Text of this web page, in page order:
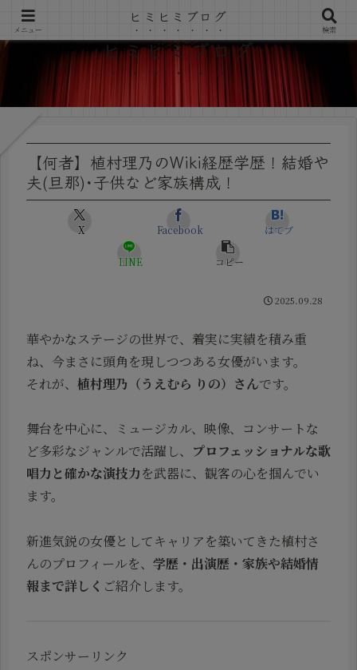
ヒミヒミブログ
【何者】植村理乃のWiki経歴学歴！結婚や
夫(旦那)･子供など家族構成！
X Facebook はてブ
LINE コピー
2025.09.28
華やかなステージの世界で、着実に実績を積み重
ね、今まさに頭角を現しつつある女優がいます。
それが、 植村理乃（うえむら りの）さんです。
舞台を中心に、ミュージカル、映像、コンサートな
ど多彩なジャンルで活躍し、 プロフェッショナルな歌
唱力と確かな演技力を武器に、観客の心を掴んでい
ます。
新進気鋭の女優としてキャリアを築いてきた植村さ
んのプロフィールを、 学歴・出演歴・家族や結婚情
報まで詳しく ご紹介します。
スポンサーリンク
メニュー
ヒミヒミブログ
検索